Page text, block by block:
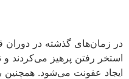
در زمان‌های گذشته در دوران
استخر رفتن پرهیز می‌کردند و
ایجاد عفونت می‌شود.